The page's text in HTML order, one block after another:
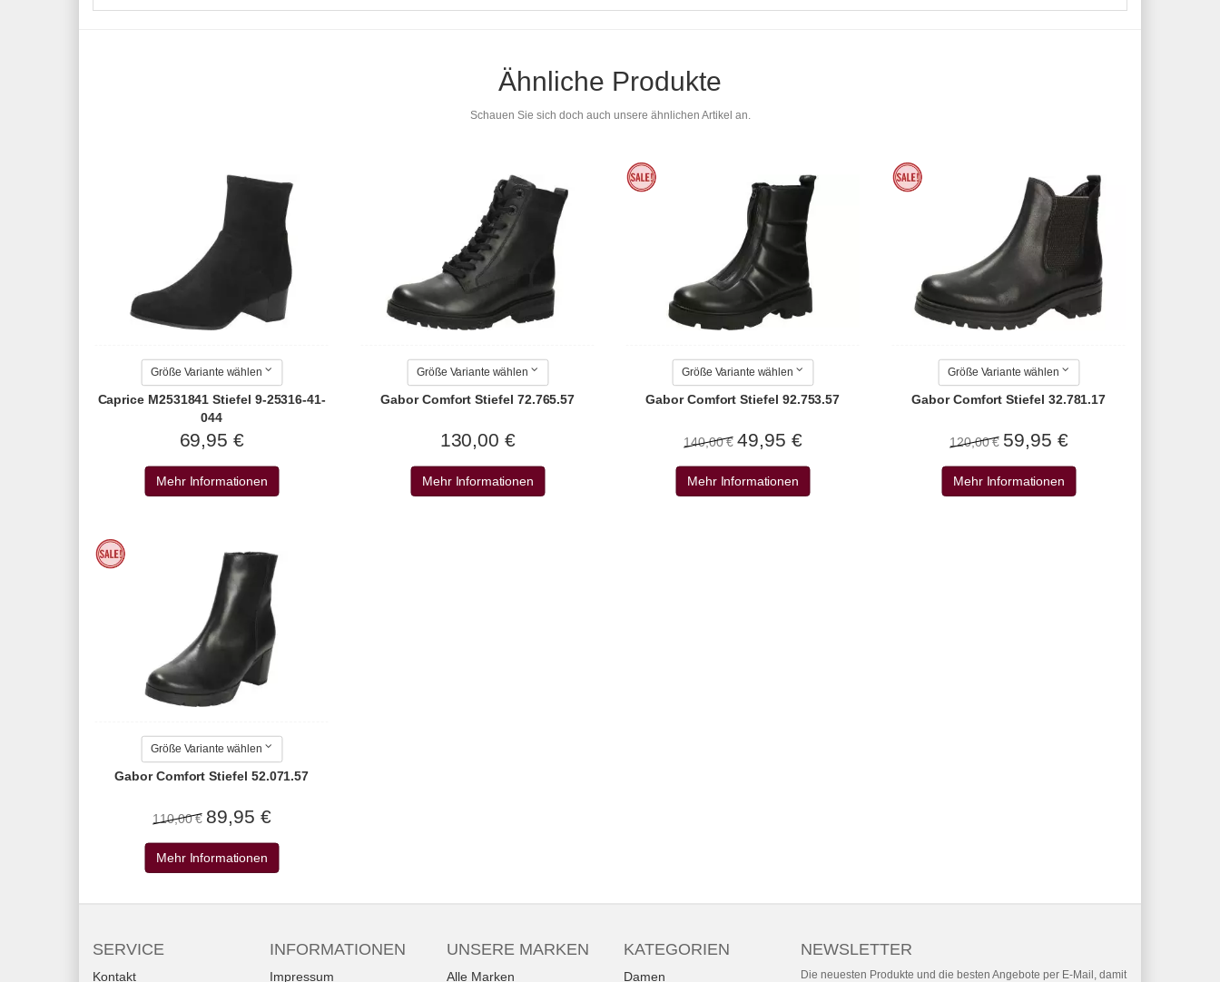
Ähnliche Produkte
Schauen Sie sich doch auch unsere ähnlichen Artikel an.
Größe Variante wählen
Caprice M2531841 Stiefel 9-25316-41-
044
69,95 €
Mehr Informationen
Größe Variante wählen
Gabor Comfort Stiefel 72.765.57
130,00 €
Mehr Informationen
Größe Variante wählen
Gabor Comfort Stiefel 92.753.57
140,00 € 49,95 €
Mehr Informationen
Größe Variante wählen
Gabor Comfort Stiefel 32.781.17
120,00 € 59,95 €
Mehr Informationen
Größe Variante wählen
Gabor Comfort Stiefel 52.071.57
110,00 € 89,95 €
Mehr Informationen
SERVICE
Kontakt
INFORMATIONEN
Impressum
UNSERE MARKEN
Alle Marken
KATEGORIEN
Damen
NEWSLETTER
Die neuesten Produkte und die besten Angebote per E-Mail, damit